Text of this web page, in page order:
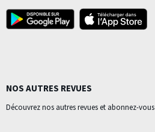
NOS AUTRES REVUES
Découvrez nos autres revues et abonnez-vous